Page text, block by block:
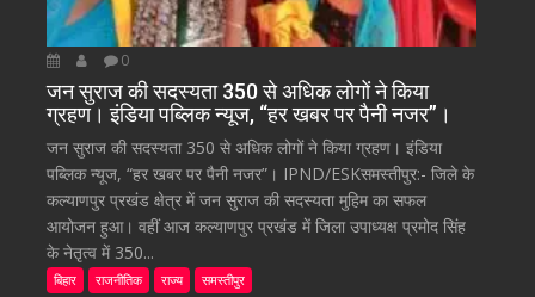
0
जन सुराज की सदस्यता 350 से अधिक लोगों ने किया
ग्रहण। इंडिया पब्लिक न्यूज, “हर खबर पर पैनी नजर”।
जन सुराज की सदस्यता 350 से अधिक लोगों ने किया ग्रहण। इंडिया
पब्लिक न्यूज, “हर खबर पर पैनी नजर”। IPND/ESKसमस्तीपुर:- जिले के
कल्याणपुर प्रखंड क्षेत्र में जन सुराज की सदस्यता मुहिम का सफल
आयोजन हुआ। वहीं आज कल्याणपुर प्रखंड में जिला उपाध्यक्ष प्रमोद सिंह
के नेतृत्व में 350...
बिहार राजनीतिक राज्य समस्तीपुर